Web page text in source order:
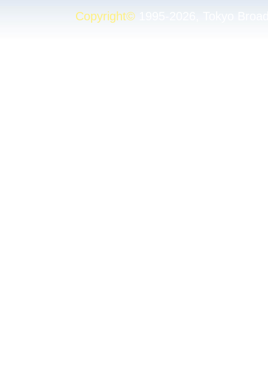
Copyright©